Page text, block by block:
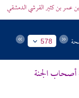
عمر بن كثير القرشي الدمشقي
578
أصحاب الجنة